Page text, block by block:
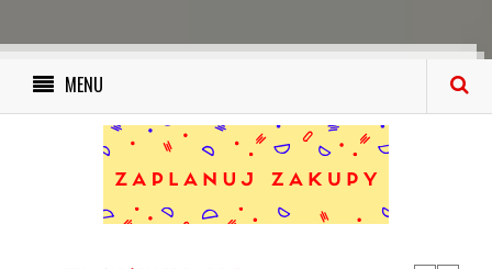
MENU
PORADNIK ZAKUPOWY
Ile wynosi podatek od kupna
samochodowego i kto musi go zapłacić?
14 STYCZNIA 2020
PORADNIK ZAKUPOWY
Kupujemy elektronikę i sprzęt AGD: Twój
poradnik zakupowy